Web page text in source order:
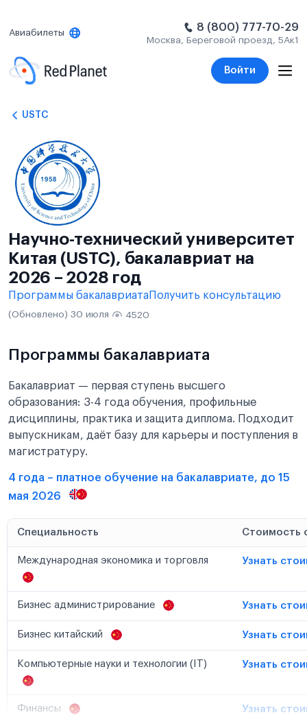
Авиабилеты 8 (800) 777-70-29
Москва, Береговой проезд, 5Ак1
Войти
USTC
Научно-технический университет
Китая (USTC), бакалавриат на
2026 – 2028 год
Программы бакалавриатаПолучить консультацию
(Обновлено) 30 июля 4520
Программы бакалавриата
Бакалавриат — первая ступень высшего
образования: 3-4 года обучения, профильные
дисциплины, практика и защита диплома. Подходит
выпускникам, даёт базу для карьеры и поступления в
магистратуру.
4 года – платное обучение на бакалавриате, до 15
мая 2026
Специальность Стоимость
Международная экономика и торговля Узнать
Бизнес администрирование Узнать
Бизнес китайский Узнать
Компьютерные науки и технологии (IT) Узнать
Финансы Узнать